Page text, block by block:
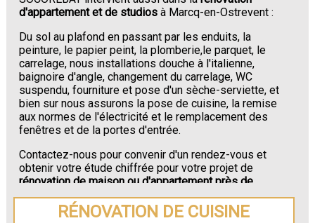
d'appartement et de studios à Marcq-en-Ostrevent :
Du sol au plafond en passant par les enduits, la
peinture, le papier peint, la plomberie,le parquet, le
carrelage, nous installations douche à l'italienne,
baignoire d'angle, changement du carrelage, WC
suspendu, fourniture et pose d'un sèche-serviette, et
bien sur nous assurons la pose de cuisine, la remise
aux normes de l'électricité et le remplacement des
fenêtres et de la portes d'entrée.
Contactez-nous pour convenir d'un rendez-vous et
obtenir votre étude chiffrée pour votre projet de
rénovation de maison ou d'appartement près de
Marcq-en-Ostrevent.
RÉNOVATION DE CUISINE